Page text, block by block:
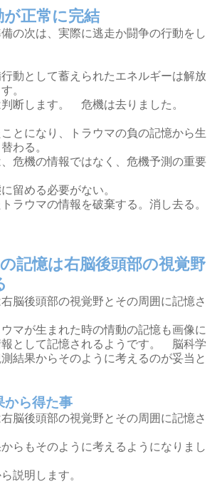
が正常に完結
備の次は、実際に逃走か闘争の行動をし
動として蓄えられたエネルギーは解放
。
断します。 危機は去りました。
とになり、トラウマの負の記憶から生
わる。
、危機の情報ではなく、危機予測の重要
留める必要がない。
ラウマの情報を破棄する。消し去る。
記憶は右脳後頭部の視覚野
脳後頭部の視覚野とその周囲に記憶さ
マが生まれた時の情動の記憶も画像に
として記憶されるようです。 脳科学
結果からそのように考えるのが妥当と
から得た事
脳後頭部の視覚野とその周囲に記憶さ
らもそのように考えるようになりまし
説明します。